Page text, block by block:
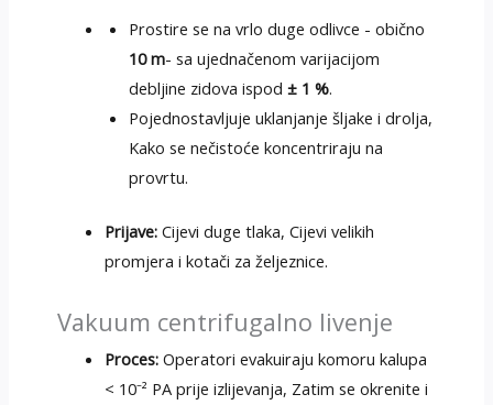
Prostire se na vrlo duge odlivce - obično
10 m- sa ujednačenom varijacijom
debljine zidova ispod± 1 %.
Pojednostavljuje uklanjanje šljake i drolja,
Kako se nečistoće koncentriraju na
provrtu.
Prijave: Cijevi duge tlaka, Cijevi velikih
promjera i kotači za željeznice.
Vakuum centrifugalno livenje
Proces: Operatori evakuiraju komoru kalupa
< 10⁻² PA prije izlijevanja, Zatim se okrenite i